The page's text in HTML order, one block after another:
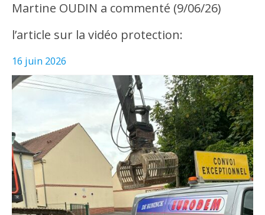
Martine OUDIN a commenté (9/06/26)
l’article sur la vidéo protection:
16 juin 2026